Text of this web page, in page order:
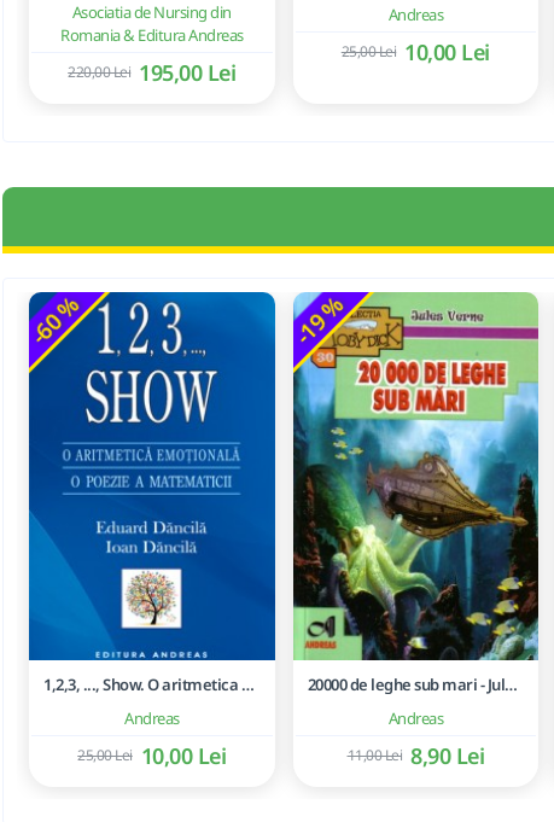
Asociatia de Nursing din
Romania & Editura Andreas
195,00 Lei
220,00 Lei
Andreas
10,00 Lei
25,00 Lei
-60 %
Andreas
1,2,3, ..., Show. O aritmetica emotionala, o poezie a matematicii - Ioan Dancila
10,00 Lei
25,00 Lei
-19 %
Andreas
20000 de leghe sub mari - Jules Verne
8,90 Lei
11,00 Lei